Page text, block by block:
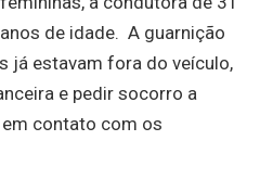
de idade. A guarnição
já estavam fora do veículo,
e pedir socorro a
contato com os